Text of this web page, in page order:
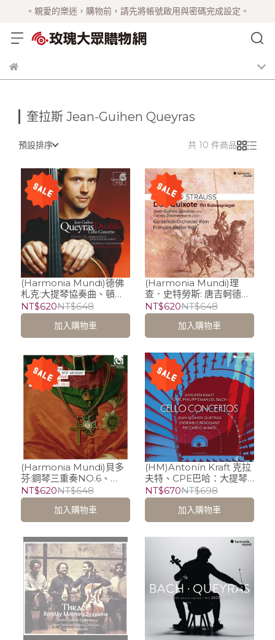
。親愛的樂迷，購物前，請先將帳號啟用與密碼完成設定。
奎拉斯 Jean-Guihen Queyras
預設排序 共 10 件商品
(Harmonia Mundi)德佛
札克:大提琴協奏曲、頓卡
三重奏 / 奎拉斯 Jean-
Guihen Queyras、梅尼
可夫 Alexander
Melnikov、佛斯特
NT$620NT$648
加入購物車
(Harmonia Mundi)理
查．史特勞斯: 唐吉軻德、
提爾的惡作劇 / 塔碧亞．齊
瑪曼 (中提琴)、Jean-
Guihen Queyras 奎拉斯
(大提琴)、羅斯 (指揮) 科隆
NT$620NT$648
加入購物車
(Harmonia Mundi)貝多
芬:鋼琴三重奏NO.6、
NO.7 [大公] / 梅尼可夫
Alexander Melnikov、
佛斯特 Isabelle Faust、
奎拉斯 Jean-Guihen
NT$620NT$648
加入購物車
(HM)Antonín Kraft 克拉
夫特、CPE巴哈：大提琴
協奏曲 / Jean-Guihen
Queyras 奎拉斯 (大提
琴)、Riccardo Minasi 米
納西 (小提琴)
NT$670NT$698
加入購物車